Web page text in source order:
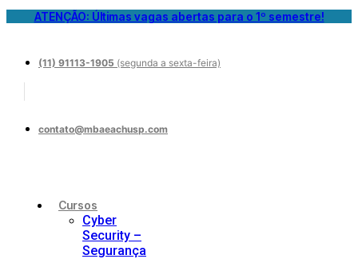
ATENÇÃO: Últimas vagas abertas para o 1º semestre!
(11) 91113-1905 (segunda a sexta-feira)
contato@mbaeachusp.com
Cursos
Cyber
Security –
Segurança